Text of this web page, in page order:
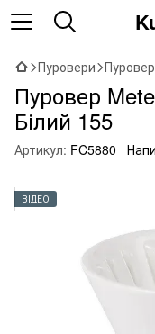
Пуровери
Пуровер
Білий 155
Артикул: FC5880
ВІДЕО